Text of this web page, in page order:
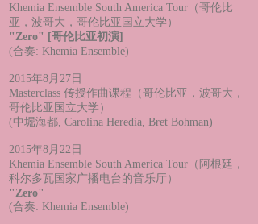
Khemia Ensemble South America Tour（哥伦比
亚，波哥大，哥伦比亚国立大学）
"Zero" [哥伦比亚初演]
(合奏: Khemia Ensemble)
2015年8月27日
Masterclass 传授作曲课程（哥伦比亚，波哥大，
哥伦比亚国立大学）
(中堀海都, Carolina Heredia, Bret Bohman)
2015年8月22日
Khemia Ensemble South America Tour（阿根廷，
科尔多瓦国家广播电台的音乐厅）
"Zero"
(合奏: Khemia Ensemble)